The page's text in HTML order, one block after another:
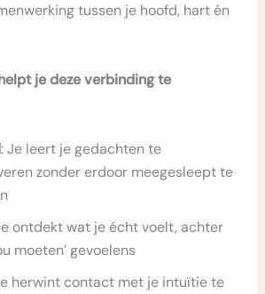
tussen je hoofd, hart én
je deze verbinding te
: Je leert je gedachten te
zonder erdoor meegesleept te
ontdekt wat je écht voelt, achter
moeten’ gevoelens
herwint contact met je intuïtie te